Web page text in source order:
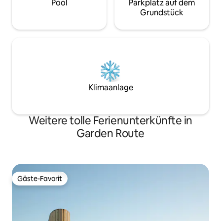
Pool
Parkplatz auf dem
Grundstück
Klimaanlage
Weitere tolle Ferienunterkünfte in
Garden Route
Gäste-Favorit
Gäste-Favorit